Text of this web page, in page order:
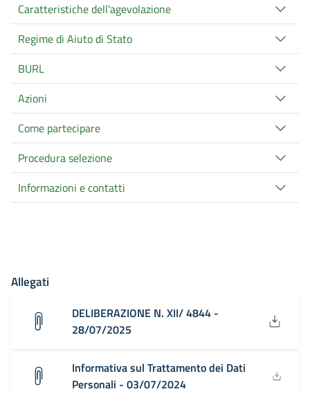
Caratteristiche dell'agevolazione
Regime di Aiuto di Stato
BURL
Azioni
Come partecipare
Procedura selezione
Informazioni e contatti
Allegati
DELIBERAZIONE N. XII/ 4844 -
28/07/2025
Informativa sul Trattamento dei Dati
Personali - 03/07/2024